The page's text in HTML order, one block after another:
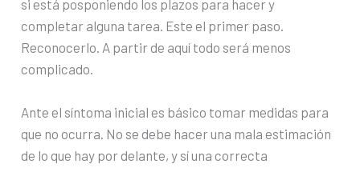
si está posponiendo los plazos para hacer y
completar alguna tarea. Este el primer paso.
Reconocerlo. A partir de aquí todo será menos
complicado.
Ante el síntoma inicial es básico tomar medidas para
que no ocurra. No se debe hacer una mala estimación
de lo que hay por delante, y sí una correcta